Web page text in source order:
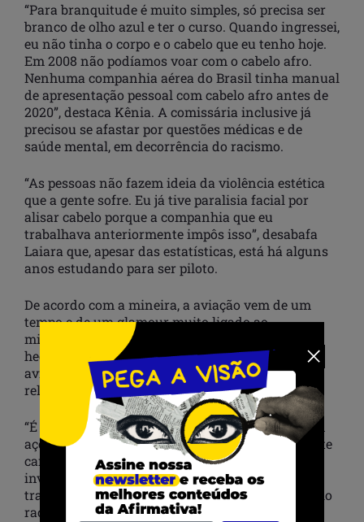
“Para branquitude é muito simples, só precisa ser
branco de olho azul e ter o curso. Quando ingressei,
eu não tinha o corpo e o cabelo que eu tenho hoje.
Em 2008 não podíamos voar com o cabelo afro.
Nenhuma companhia aérea do Brasil tinha manual
de apresentação pessoal com cabelo afro antes de
2020”, destaca Kênia. A comissária inclusive já
precisou se afastar por questões médicas e de
saúde mental, em decorrência do racismo.
“As pessoas não fazem ideia da violência estética
que a gente sofre. Eu já tive paralisia facial por
alisar cabelo porque a companhia que eu
trabalhava anteriormente impôs isso”, desabafa
Laiara que, apesar das estatísticas, está há alguns
anos estudando para ser piloto.
De acordo com a mineira, a aviação vem de um
tempo e de um glamour muito ligado ao
militarismo, “concebido no país por uma
hegemonia branca”. Assim aconteceu com a
aviação civil, onde, afirma, são muito comuns as
relações familiares entre profissionais.
“É muito difícil encontrar na aviação negros sem
ações afirmativas. É uma formação extremamente
cara. Ao passo que numa rodoviária, é
inversamente proporcional. Como a gente se
transporta no mundo também é determinado pelo
racismo”, pondera.